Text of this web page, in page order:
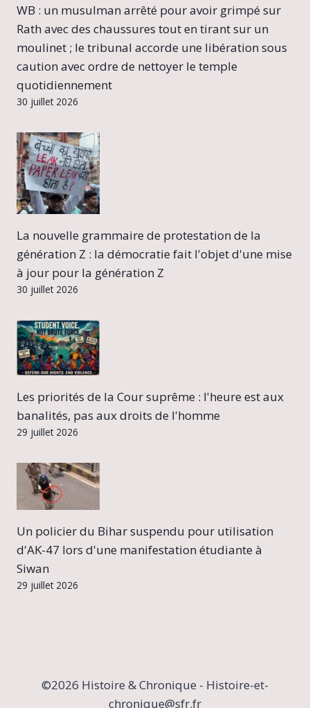
WB : un musulman arrêté pour avoir grimpé sur
Rath avec des chaussures tout en tirant sur un
moulinet ; le tribunal accorde une libération sous
caution avec ordre de nettoyer le temple
quotidiennement
30 juillet 2026
La nouvelle grammaire de protestation de la
génération Z : la démocratie fait l'objet d'une mise
à jour pour la génération Z
30 juillet 2026
Les priorités de la Cour suprême : l'heure est aux
banalités, pas aux droits de l'homme
29 juillet 2026
Un policier du Bihar suspendu pour utilisation
d'AK-47 lors d'une manifestation étudiante à
Siwan
29 juillet 2026
©2026 Histoire & Chronique - Histoire-et-
chronique@sfr.fr